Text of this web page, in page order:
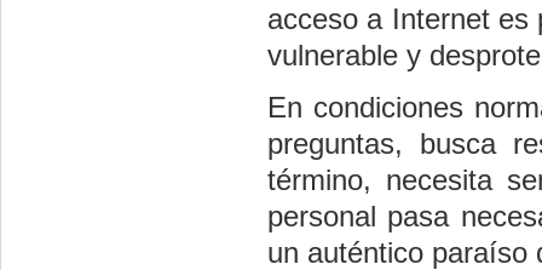
acceso a Internet es
vulnerable y
En condiciones
preguntas, busca
término, necesita
personal pasa
un auténtico paraíso